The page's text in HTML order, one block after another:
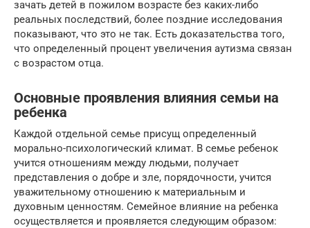
зачать детей в пожилом возрасте без каких-либо
реальных последствий, более поздние исследования
показывают, что это не так. Есть доказательства того,
что определенный процент увеличения аутизма связан
с возрастом отца.
Основные проявления влияния семьи на
ребенка
Каждой отдельной семье присущ определенный
морально-психологический климат. В семье ребенок
учится отношениям между людьми, получает
представления о добре и зле, порядочности, учится
уважительному отношению к материальным и
духовным ценностям. Семейное влияние на ребенка
осуществляется и проявляется следующим образом: